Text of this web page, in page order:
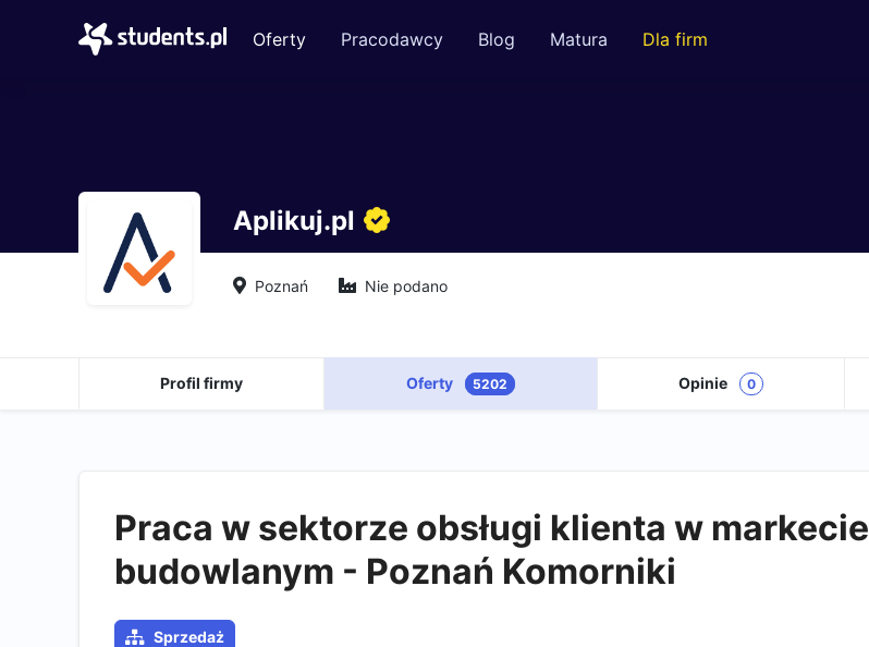
Oferty Pracodawcy Blog Matura Dla firm
Aplikuj.pl
Poznań Nie podano
Profil firmy Oferty 5202 Opinie 0
Praca w sektorze obsługi klienta w markecie
budowlanym - Poznań Komorniki
Sprzedaż